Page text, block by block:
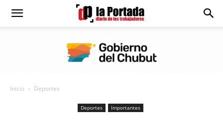
Diario
Inicio Deportes
Deportes Importantes